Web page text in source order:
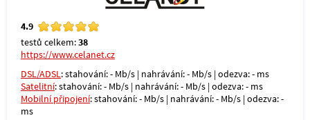
4.9
testů celkem:38
https://www.celanet.cz
DSL/ADSL: stahování: - Mb/s | nahrávání: - Mb/s | odezva: - ms
Satelitní: stahování: - Mb/s | nahrávání: - Mb/s | odezva: - ms
Mobilní připojení: stahování: - Mb/s | nahrávání: - Mb/s | odezva: -
ms